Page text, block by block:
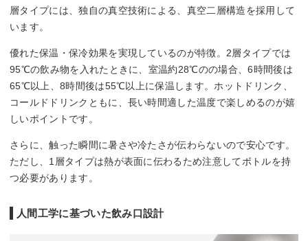
層タイプには、独自の真空技術による、真空二層構造を採用して
います。
優れた保温・保冷効果を実現しているのが特徴。2層タイプでは
95℃の飲み物を入れたときに、室温約28℃のの場合、6時間後は
65℃以上、8時間後は55℃以上に保温します。ホットドリンク、
コールドドリンクともに、長い時間適した温度で楽しめるのが嬉
しいポイントです。
さらに、触った瞬間に暑さや冷たさが伝わらないので安心です。
ただし、1層タイプは熱が表面に伝わるため注意してボトルを持
つ必要があります。
人間工学に基づいた飲み口設計